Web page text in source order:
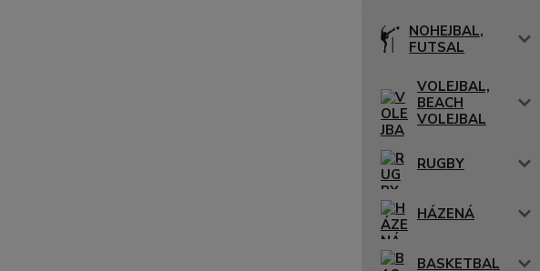
NOHEJBAL,
FUTSAL
VOLEJBAL,
BEACH
VOLEJBAL
RUGBY
HÁZENÁ
BASKETBAL